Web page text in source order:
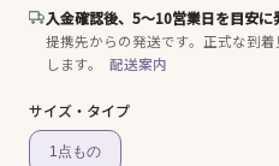
入金確認後、5〜10営業日を目安に
提携先からの発送です。 正式な到
します。
配送案内
サイズ・タイプ
1点もの